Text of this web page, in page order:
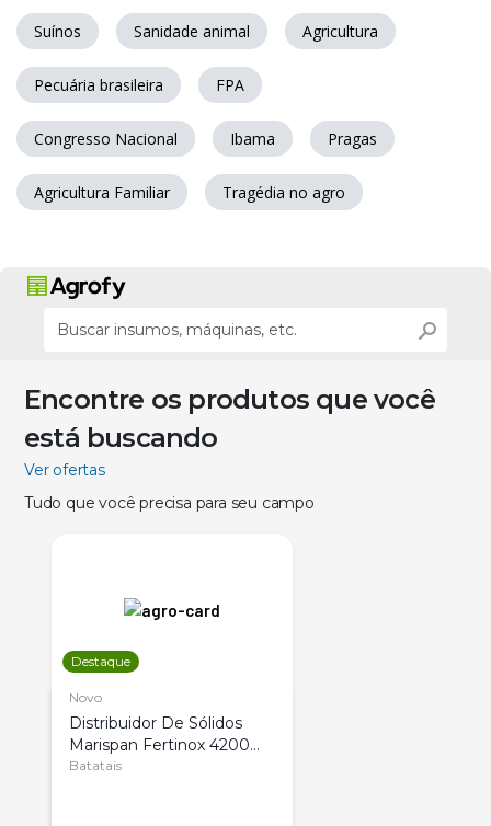
Suínos Sanidade animal Agricultura
Pecuária brasileira FPA
Congresso Nacional Ibama Pragas
Agricultura Familiar Tragédia no agro
Encontre os produtos que você
está buscando
Ver ofertas
Tudo que você precisa para seu campo
Destaque
Novo
Distribuidor De Sólidos
Marispan Fertinox 4200
Citrus
Batatais